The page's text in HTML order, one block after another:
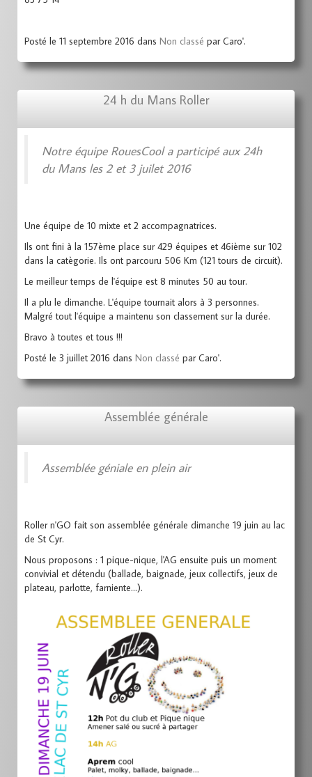
Posté le 11 septembre 2016 dans Non classé par Caro'.
24 h du Mans Roller
Notre équipe RouesCool a participé aux 24h
du Mans les 2 et 3 juilet 2016
Une équipe de 10 mixte et 2 accompagnatrices.
Ils ont fini à la 157ème place sur 429 équipes et 46ième sur 102
dans la catègorie. Ils ont parcouru 506 Km (121 tours de circuit).
Le meilleur temps de l'équipe est 8 minutes 50 au tour.
Il a plu le dimanche. L'équipe tournait alors à 3 personnes.
Malgré tout l'équipe a maintenu son classement sur la durée.
Bravo à toutes et tous !!!
Posté le 3 juillet 2016 dans Non classé par Caro'.
Assemblée générale
Assemblée géniale en plein air
Roller n'GO fait son assemblée générale dimanche 19 juin au lac
de St Cyr.
Nous proposons : 1 pique-nique, l'AG ensuite puis un moment
convivial et détendu (ballade, baignade, jeux collectifs, jeux de
plateau, parlotte, farniente…).